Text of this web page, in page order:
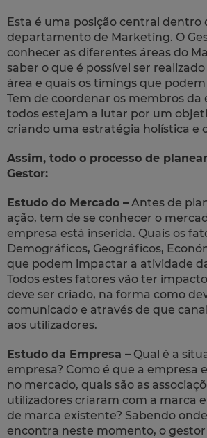
Esta é uma posição central dentro
departamento de Marketing. O
conhecer as diferentes áreas do
saber o que é possível ser
área e quais os timings que
Tem de coordenar os membros da
todos estejam a lutar por um
criando uma estratégia holística e
Assim, todo o processo de
Gestor:
Estudo do Mercado – Antes de
ação, tem de se conhecer o
empresa está inserida. Quais os
Demográficos, Geográficos,
que podem impactar a atividade
Todos estes fatores vão ter
deve ser criado, na forma como
comunicado e através de que
aos utilizadores.
Estudo da Empresa – Qual é a
empresa? Como é que a empresa
no mercado, quais são as
utilizadores criaram com a marca
de marca existente? Sabendo
encontra neste momento, o